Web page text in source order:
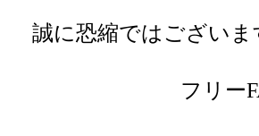
誠に恐縮ではござい
フリー